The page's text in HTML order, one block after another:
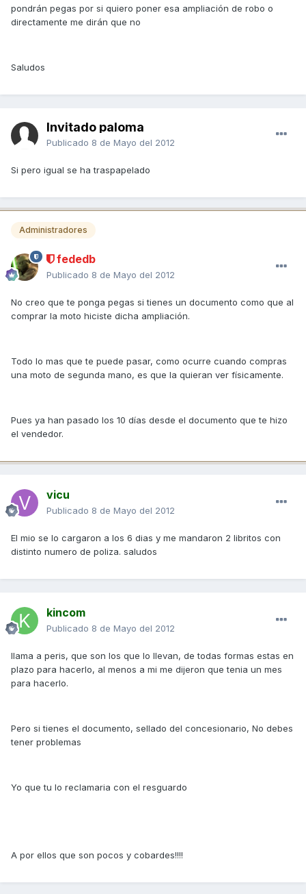
pondrán pegas por si quiero poner esa ampliación de robo o
directamente me dirán que no
Saludos
Invitado paloma
Publicado 8 de Mayo del 2012
Si pero igual se ha traspapelado
Administradores
fededb
Publicado 8 de Mayo del 2012
No creo que te ponga pegas si tienes un documento como que al
comprar la moto hiciste dicha ampliación.
Todo lo mas que te puede pasar, como ocurre cuando compras
una moto de segunda mano, es que la quieran ver físicamente.
Pues ya han pasado los 10 días desde el documento que te hizo
el vendedor.
vicu
Publicado 8 de Mayo del 2012
El mio se lo cargaron a los 6 dias y me mandaron 2 libritos con
distinto numero de poliza. saludos
kincom
Publicado 8 de Mayo del 2012
llama a peris, que son los que lo llevan, de todas formas estas en
plazo para hacerlo, al menos a mi me dijeron que tenia un mes
para hacerlo.
Pero si tienes el documento, sellado del concesionario, No debes
tener problemas
Yo que tu lo reclamaria con el resguardo
A por ellos que son pocos y cobardes!!!!